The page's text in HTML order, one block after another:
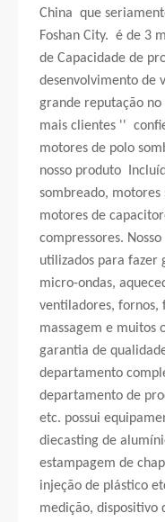
China que
Foshan City. é de 3
de Capacidade de
desenvolvimento de
grande reputação
mais clientes ''
motores de polo
nosso produto
sombreado, motores
motores de
compressores.
utilizados para fazer
micro-ondas,
ventiladores, fornos,
massagem e muitos
garantia de
departamento
departamento de
etc. possui
diecasting de
estampagem de
injeção de plástico
medição, dispositivo